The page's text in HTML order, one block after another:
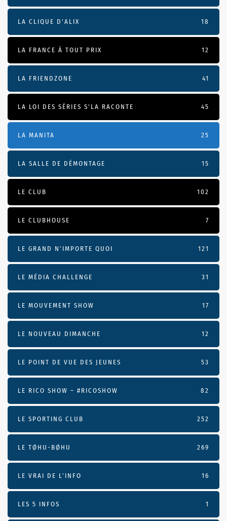
LA CLIQUE D'ALIX 18
LA FRANCE À TOUT PRIX 12
LA FRIENDZONE 41
LA LOI DES SÉRIES S'LA RACONTE 45
LA MANITA 25
LA SALLE DE DÉMONTAGE 15
LE CLUB 102
LE CLUBHOUSE 7
LE GRAND N’IMPORTE QUOI 121
LE MÉDIA CHALLENGE 31
LE MOUVEMENT SHOW 17
LE NOUVEAU DIMANCHE 12
LE POINT DE VUE DES JEUNES 53
LE RICO SHOW – #RICOSHOW 82
LE SPORTING CLUB 252
LE TØHU-BØHU 269
LE VRAI DE L’INFO 16
LES 5 INFOS 1